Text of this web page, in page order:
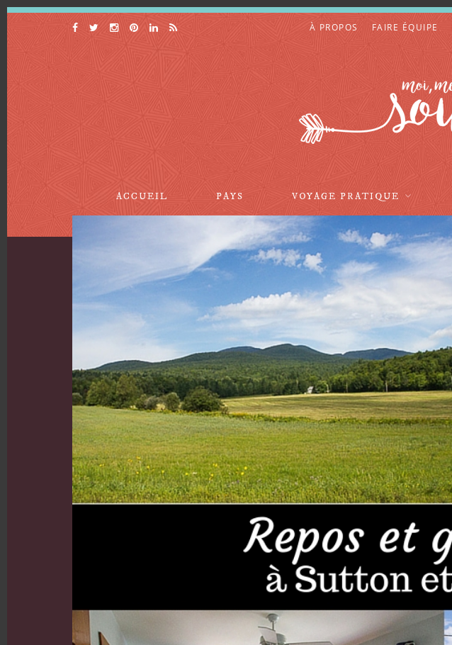
À PROPOS FAIRE ÉQUIPE
ACCUEIL PAYS VOYAGE PRATIQUE